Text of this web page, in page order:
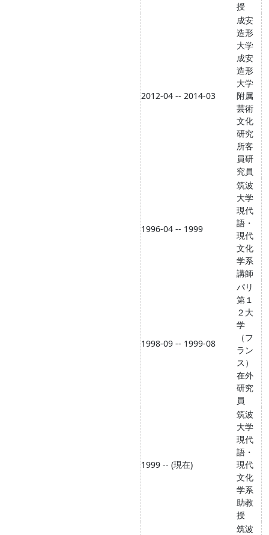
授
2012-04 -- 2014-03
成安
造形
大学
成安
造形
大学
附属
芸術
文化
研究
所客
員研
究員
1996-04 -- 1999
筑波
大学
現代
語・
現代
文化
学系
講師
1998-09 -- 1999-08
パリ
第１
２大
学
（フ
ラン
ス）
在外
研究
員
1999 -- (現在)
筑波
大学
現代
語・
現代
文化
学系
助教
授
筑波